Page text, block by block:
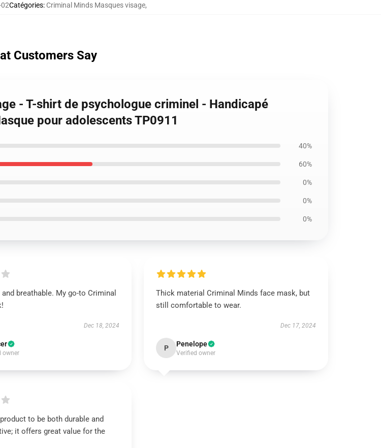
Catégories: Criminal Minds Masques visage,
Customers Say
- T-shirt de psychologue criminel - Handicapé
pour adolescents TP0911
40%
60%
0%
0%
0%
breathable. My go-to Criminal
Dec 18, 2024
owner
Thick material Criminal Minds face mask, but
still comfortable to wear.
Dec 17, 2024
P Penelope
Verified owner
to be both durable and
it offers great value for the